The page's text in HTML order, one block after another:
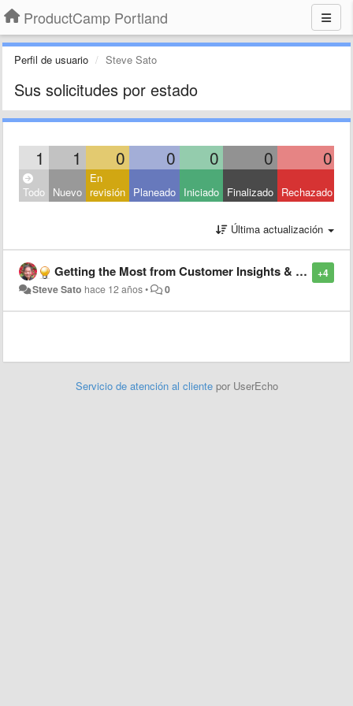
ProductCamp Portland
Perfil de usuario Steve Sato
Sus solicitudes por estado
1 1 0 0 0 0 0
Todo Nuevo
En
revisión Planeado Iniciado Finalizado Rechazado
Última actualización
+4
Getting the Most from Customer Insights & Trends in Shaping a Strategy
Steve Sato hace 12 años• 0
Servicio de atención al cliente por UserEcho